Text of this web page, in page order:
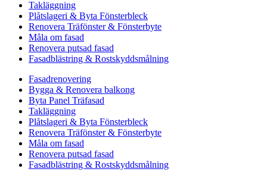
Takläggning
Plåtslageri & Byta Fönsterbleck
Renovera Träfönster & Fönsterbyte
Måla om fasad
Renovera putsad fasad
Fasadblästring & Rostskyddsmålning
Fasadrenovering
Bygga & Renovera balkong
Byta Panel Träfasad
Takläggning
Plåtslageri & Byta Fönsterbleck
Renovera Träfönster & Fönsterbyte
Måla om fasad
Renovera putsad fasad
Fasadblästring & Rostskyddsmålning